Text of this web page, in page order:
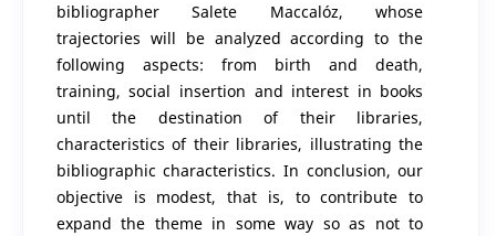
bibliographer Salete Maccalóz, whose
trajectories will be analyzed according to the
following aspects: from birth and death,
training, social insertion and interest in books
until the destination of their libraries,
characteristics of their libraries, illustrating the
bibliographic characteristics. In conclusion, our
objective is modest, that is, to contribute to
expand the theme in some way so as not to